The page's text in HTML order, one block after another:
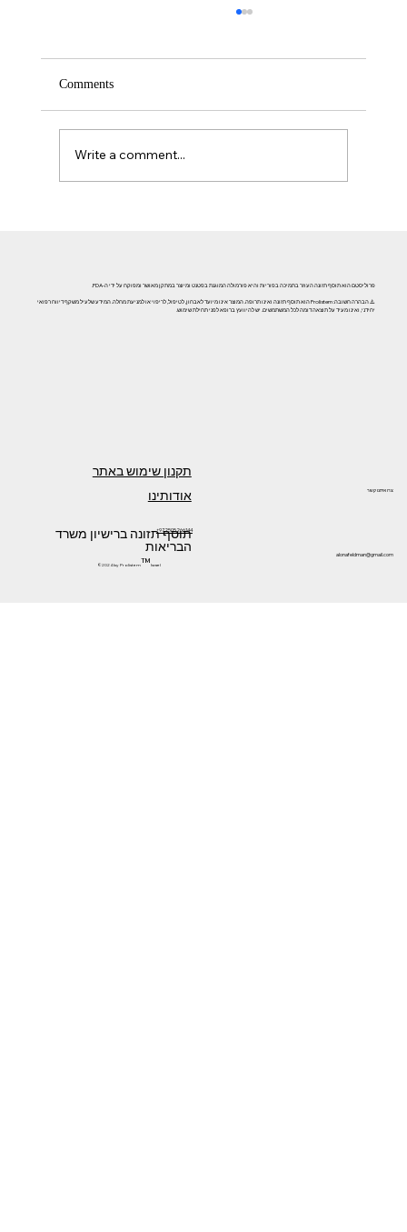
Comments
Write a comment...
©2024 by Prolistem™Israel
פרוליסטם הוא תוסף תזונה העוזר בתמיכה בפוריות והיא פורמולה המוגנת בפטנט ומיוצר במתקן מאושר ומפוקח על ידי ה-FDA.
⚠️ הבהרה חשובה: Prolistem הוא תוסף תזונה ואינו תרופה. המוצר אינו מיועד לאבחון, לטיפול, לריפוי או למניעת מחלה. המידע שלעיל משקף דיווח רפואי
יחידני, ואינו מעיד על תוצאה דומה לכל המשתמשים. יש להיוועץ ברופא לפני תחילת שימוש.
אודותינו
תקנון שימוש באתר
תוסף תזונה ברישיון משרד
הבריאות alonafeldman@gmail.com
צרו איתנו קשר
+972505266144